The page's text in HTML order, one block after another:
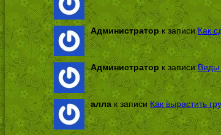
Администраторк записиКак
Администратор к записиВиды
алла к записиКак вырастить